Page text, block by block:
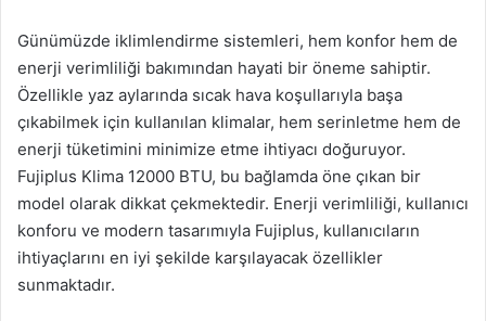
Günümüzde iklimlendirme sistemleri, hem konfor hem de
enerji verimliliği bakımından hayati bir öneme sahiptir.
Özellikle yaz aylarında sıcak hava koşullarıyla başa
çıkabilmek için kullanılan klimalar, hem serinletme hem de
enerji tüketimini minimize etme ihtiyacı doğuruyor.
Fujiplus Klima 12000 BTU, bu bağlamda öne çıkan bir
model olarak dikkat çekmektedir. Enerji verimliliği, kullanıcı
konforu ve modern tasarımıyla Fujiplus, kullanıcıların
ihtiyaçlarını en iyi şekilde karşılayacak özellikler
sunmaktadır.